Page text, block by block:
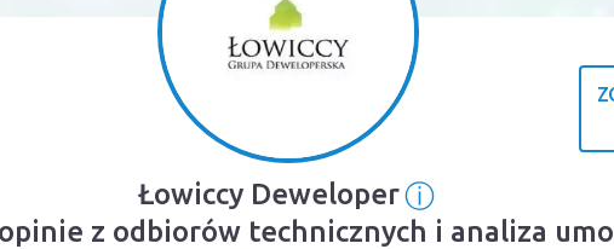
Łowiccy DeweloperⓘInformacja o
z odbiorów technicznych i analiza